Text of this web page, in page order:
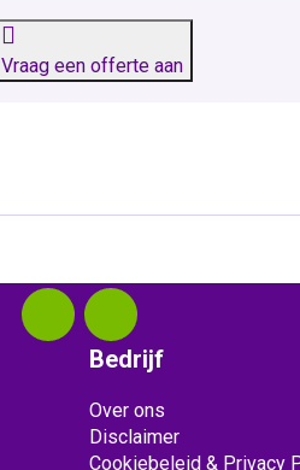
Vraag een offerte aan
Bedrijf
Over ons
Disclaimer
Cookiebeleid & Privacy